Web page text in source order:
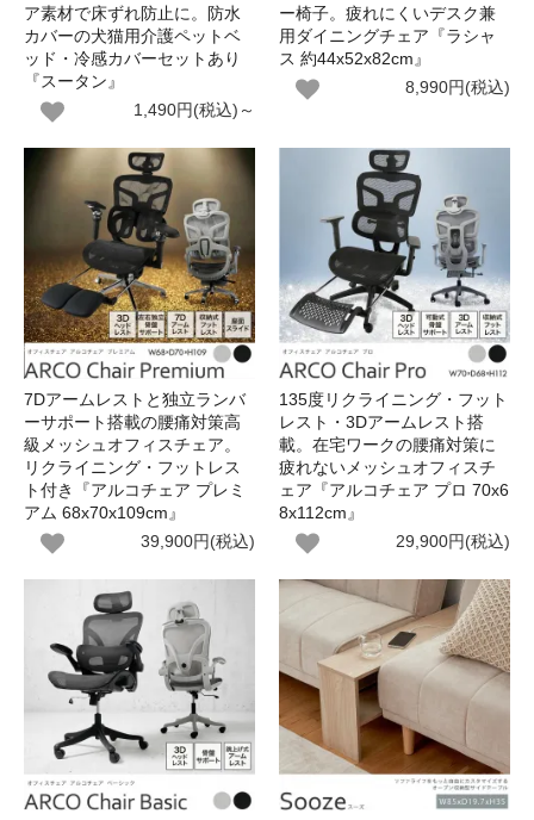
ア素材で床ずれ防止に。防水
カバーの犬猫用介護ペットベ
ッド・冷感カバーセットあり
『スータン』
1,490円(税込)～
ー椅子。疲れにくいデスク兼
用ダイニングチェア『ラシャ
ス 約44x52x82cm』
8,990円(税込)
7Dアームレストと独立ランバ
ーサポート搭載の腰痛対策高
級メッシュオフィスチェア。
リクライニング・フットレス
ト付き『アルコチェア プレミ
アム 68x70x109cm』
39,900円(税込)
135度リクライニング・フット
レスト・3Dアームレスト搭
載。在宅ワークの腰痛対策に
疲れないメッシュオフィスチ
ェア『アルコチェア プロ 70x6
8x112cm』
29,900円(税込)